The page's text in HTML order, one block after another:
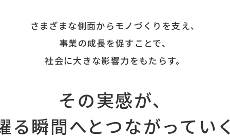
さまざまな側面からモノづくりを支え、
事業の成長を促すことで、
社会に大きな影響力をもたらす。
その実感が、
る瞬間へとつながってい